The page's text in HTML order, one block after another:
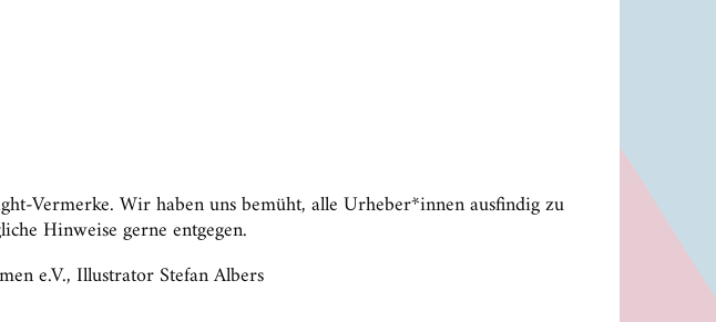
Vermerke. Wir haben uns bemüht, alle Urheber*innen ausfindig zu
Hinweise gerne entgegen.
e.V., Illustrator Stefan Albers